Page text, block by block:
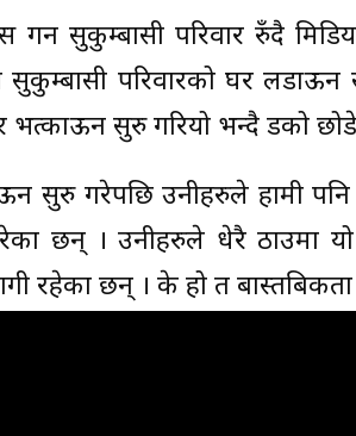
गर्ने सुकुम्बासी परिवार रुँदै
परिवारको घर
भत्काऊन सुरु गरियो भन्दै डको
सुरु गरेपछि उनीहरुले हामी
छन् । उनीहरुले धेरै ठाउमा
रहेका छन् । के हो त बास्तबिकता